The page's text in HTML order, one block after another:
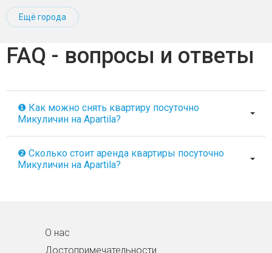
Ещё города
FAQ - вопросы и ответы
❶ Как можно снять квартиру посуточно
Микуличин на Apartila?
❷ Сколько стоит аренда квартиры посуточно
Микуличин на Apartila?
О нас
Достопримечательности